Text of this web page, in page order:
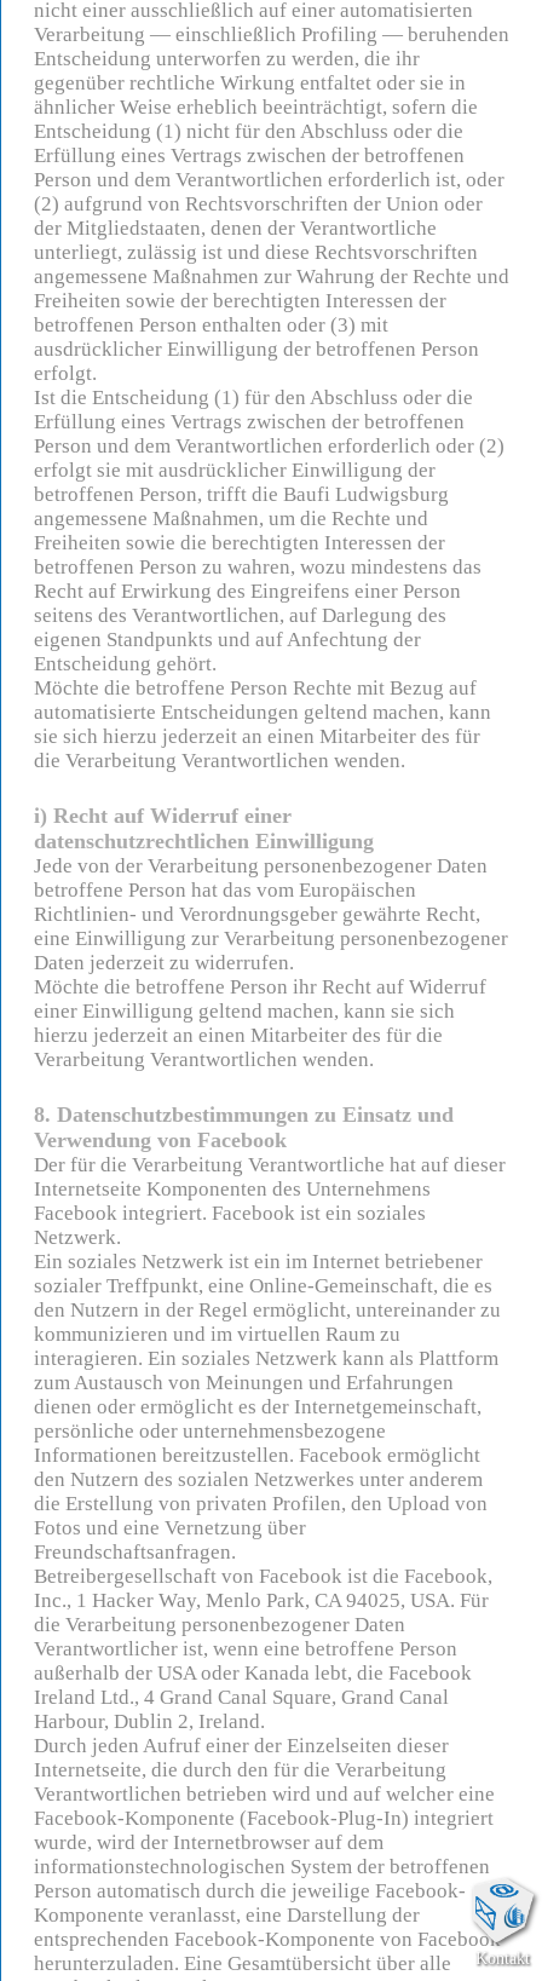
nicht einer ausschließlich auf einer automatisierten
Verarbeitung — einschließlich Profiling — beruhenden
Entscheidung unterworfen zu werden, die ihr
gegenüber rechtliche Wirkung entfaltet oder sie in
ähnlicher Weise erheblich beeinträchtigt, sofern die
Entscheidung (1) nicht für den Abschluss oder die
Erfüllung eines Vertrags zwischen der betroffenen
Person und dem Verantwortlichen erforderlich ist, oder
(2) aufgrund von Rechtsvorschriften der Union oder
der Mitgliedstaaten, denen der Verantwortliche
unterliegt, zulässig ist und diese Rechtsvorschriften
angemessene Maßnahmen zur Wahrung der Rechte und
Freiheiten sowie der berechtigten Interessen der
betroffenen Person enthalten oder (3) mit
ausdrücklicher Einwilligung der betroffenen Person
erfolgt.
Ist die Entscheidung (1) für den Abschluss oder die
Erfüllung eines Vertrags zwischen der betroffenen
Person und dem Verantwortlichen erforderlich oder (2)
erfolgt sie mit ausdrücklicher Einwilligung der
betroffenen Person, trifft die Baufi Ludwigsburg
angemessene Maßnahmen, um die Rechte und
Freiheiten sowie die berechtigten Interessen der
betroffenen Person zu wahren, wozu mindestens das
Recht auf Erwirkung des Eingreifens einer Person
seitens des Verantwortlichen, auf Darlegung des
eigenen Standpunkts und auf Anfechtung der
Entscheidung gehört.
Möchte die betroffene Person Rechte mit Bezug auf
automatisierte Entscheidungen geltend machen, kann
sie sich hierzu jederzeit an einen Mitarbeiter des für
die Verarbeitung Verantwortlichen wenden.
i) Recht auf Widerruf einer
datenschutzrechtlichen Einwilligung
Jede von der Verarbeitung personenbezogener Daten
betroffene Person hat das vom Europäischen
Richtlinien- und Verordnungsgeber gewährte Recht,
eine Einwilligung zur Verarbeitung personenbezogener
Daten jederzeit zu widerrufen.
Möchte die betroffene Person ihr Recht auf Widerruf
einer Einwilligung geltend machen, kann sie sich
hierzu jederzeit an einen Mitarbeiter des für die
Verarbeitung Verantwortlichen wenden.
8. Datenschutzbestimmungen zu Einsatz und
Verwendung von Facebook
Der für die Verarbeitung Verantwortliche hat auf dieser
Internetseite Komponenten des Unternehmens
Facebook integriert. Facebook ist ein soziales
Netzwerk.
Ein soziales Netzwerk ist ein im Internet betriebener
sozialer Treffpunkt, eine Online-Gemeinschaft, die es
den Nutzern in der Regel ermöglicht, untereinander zu
kommunizieren und im virtuellen Raum zu
interagieren. Ein soziales Netzwerk kann als Plattform
zum Austausch von Meinungen und Erfahrungen
dienen oder ermöglicht es der Internetgemeinschaft,
persönliche oder unternehmensbezogene
Informationen bereitzustellen. Facebook ermöglicht
den Nutzern des sozialen Netzwerkes unter anderem
die Erstellung von privaten Profilen, den Upload von
Fotos und eine Vernetzung über
Freundschaftsanfragen.
Betreibergesellschaft von Facebook ist die Facebook,
Inc., 1 Hacker Way, Menlo Park, CA 94025, USA. Für
die Verarbeitung personenbezogener Daten
Verantwortlicher ist, wenn eine betroffene Person
außerhalb der USA oder Kanada lebt, die Facebook
Ireland Ltd., 4 Grand Canal Square, Grand Canal
Harbour, Dublin 2, Ireland.
Durch jeden Aufruf einer der Einzelseiten dieser
Internetseite, die durch den für die Verarbeitung
Verantwortlichen betrieben wird und auf welcher eine
Facebook-Komponente (Facebook-Plug-In) integriert
wurde, wird der Internetbrowser auf dem
informationstechnologischen System der betroffenen
Person automatisch durch die jeweilige Facebook-
Komponente veranlasst, eine Darstellung der
entsprechenden Facebook-Komponente von Facebook
herunterzuladen. Eine Gesamtübersicht über alle
Kontakt